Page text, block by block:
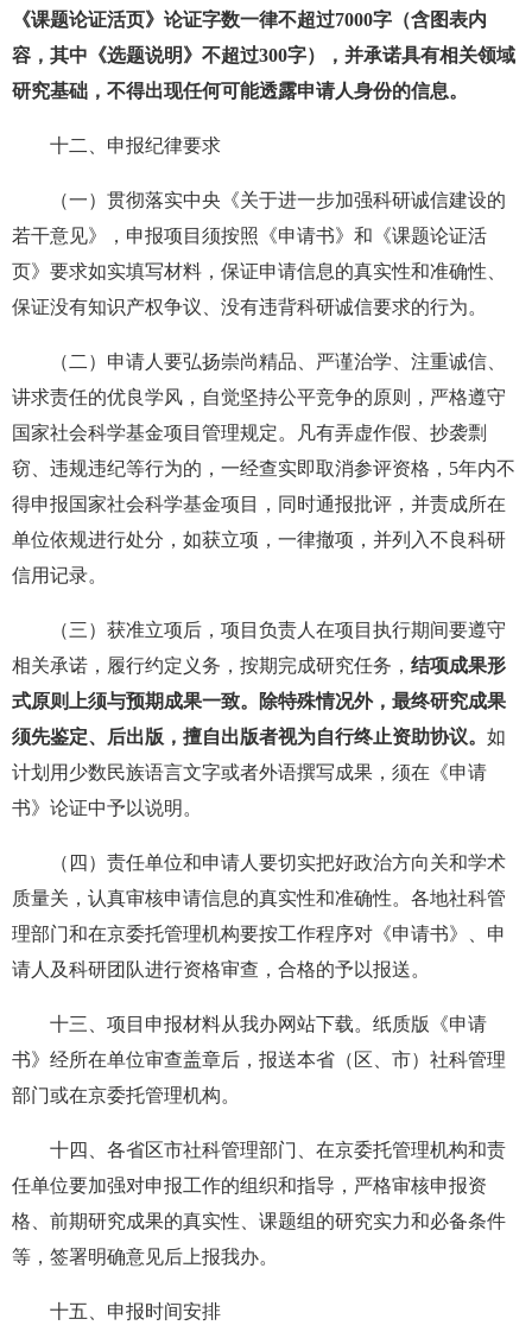
《课题论证活页》论证字数一律不超过7000字（含图表内
容，其中《选题说明》不超过300字），并承诺具有相关领域
研究基础，不得出现任何可能透露申请人身份的信息。
十二、申报纪律要求
（一）贯彻落实中央《关于进一步加强科研诚信建设的
若干意见》，申报项目须按照《申请书》和《课题论证活
页》要求如实填写材料，保证申请信息的真实性和准确性、
保证没有知识产权争议、没有违背科研诚信要求的行为。
（二）申请人要弘扬崇尚精品、严谨治学、注重诚信、
讲求责任的优良学风，自觉坚持公平竞争的原则，严格遵守
国家社会科学基金项目管理规定。凡有弄虚作假、抄袭剽
窃、违规违纪等行为的，一经查实即取消参评资格，5年内不
得申报国家社会科学基金项目，同时通报批评，并责成所在
单位依规进行处分，如获立项，一律撤项，并列入不良科研
信用记录。
（三）获准立项后，项目负责人在项目执行期间要遵守
相关承诺，履行约定义务，按期完成研究任务， 结项成果形
式原则上须与预期成果一致。除特殊情况外，最终研究成果
须先鉴定、后出版，擅自出版者视为自行终止资助协议。 如
计划用少数民族语言文字或者外语撰写成果，须在《申请
书》论证中予以说明。
（四）责任单位和申请人要切实把好政治方向关和学术
质量关，认真审核申请信息的真实性和准确性。各地社科管
理部门和在京委托管理机构要按工作程序对《申请书》、申
请人及科研团队进行资格审查，合格的予以报送。
十三、项目申报材料从我办网站下载。纸质版《申请
书》经所在单位审查盖章后，报送本省（区、市）社科管理
部门或在京委托管理机构。
十四、各省区市社科管理部门、在京委托管理机构和责
任单位要加强对申报工作的组织和指导，严格审核申报资
格、前期研究成果的真实性、课题组的研究实力和必备条件
等，签署明确意见后上报我办。
十五、申报时间安排